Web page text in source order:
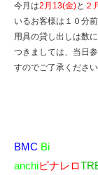
今月は2月13(金)と ２
いるお客様は１０分
用具の貸し出しは数
つきましては、当日
すのでご了承ください
BMC Bi
anchiピナレロ